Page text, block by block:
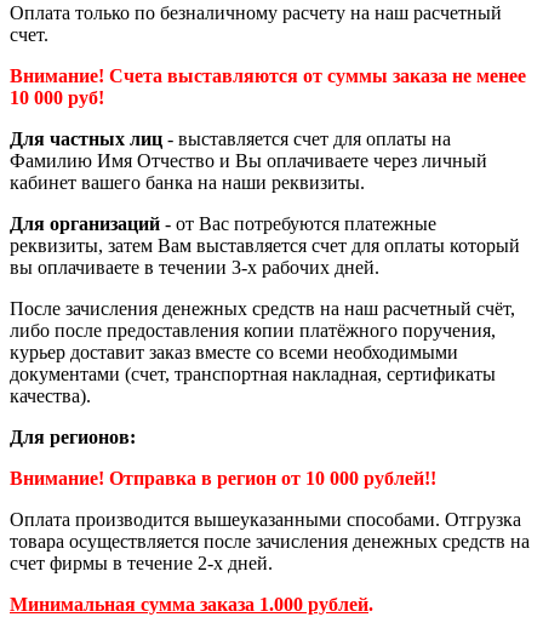
Оплата только по безналичному расчету на наш расчетный
счет.
Внимание! Счета выставляются от суммы заказа не менее
10 000 руб!
Для частных лиц - выставляется счет для оплаты на
Фамилию Имя Отчество и Вы оплачиваете через личный
кабинет вашего банка на наши реквизиты.
Для организаций - от Вас потребуются платежные
реквизиты, затем Вам выставляется счет для оплаты который
вы оплачиваете в течении 3-х рабочих дней.
После зачисления денежных средств на наш расчетный счёт,
либо после предоставления копии платёжного поручения,
курьер доставит заказ вместе со всеми необходимыми
документами (счет, транспортная накладная, сертификаты
качества).
Для регионов:
Внимание! Отправка в регион от 10 000 рублей!!
Оплата производится вышеуказанными способами. Отгрузка
товара осуществляется после зачисления денежных средств на
счет фирмы в течение 2-х дней.
Минимальная сумма заказа 1.000 рублей.